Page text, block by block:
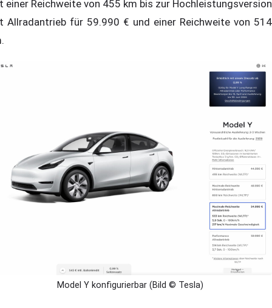
einer Reichweite von 455 km bis zur Hochleistungsversion
Allradantrieb für 59.990 € und einer Reichweite von 514
Model Y konfigurierbar (Bild © Tesla)